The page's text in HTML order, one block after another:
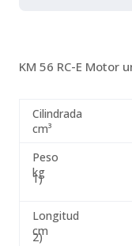
KM 56 RC-E Motor
Cilindrada
cm³
Peso
kg
1)
Longitud
cm
2)